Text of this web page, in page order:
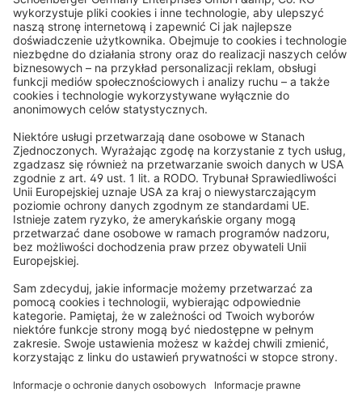
modelami, wybierz swojego faworyta i postaw na wygodę:
zamów już teraz silnik radiowy.
Zapisz się do newslettera!
Zapisz się i otrzymaj 20 zł rabatu na pierwsze zakupy! Bądź na
bieżąco z nowościami, trendami i promocjami.
Zapisz się